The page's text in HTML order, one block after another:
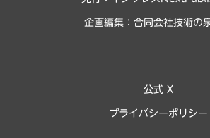
企画編集： 合同会社技術の
公式 X
プライバシーポリシー